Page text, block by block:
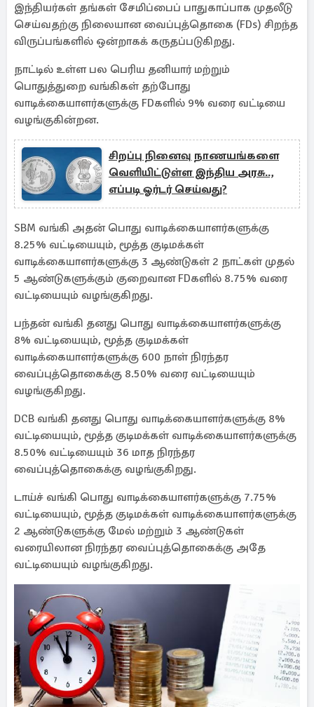
இந்தியர்கள் தங்கள் சேமிப்பைப் பாதுகாப்பாக முதலீடு
செய்வதற்கு நிலையான வைப்புத்தொகை (FDs) சிறந்த
விருப்பங்களில் ஒன்றாகக் கருதப்படுகிறது.
நாட்டில் உள்ள பல பெரிய தனியார் மற்றும்
பொதுத்துறை வங்கிகள் தற்போது
வாடிக்கையாளர்களுக்கு FDகளில் 9% வரை வட்டியை
வழங்குகின்றன.
சிறப்பு நினைவு நாணயங்களை
வெளியிட்டுள்ள இந்திய அரசு..,
எப்படி ஓர்டர் செய்வது?
SBM வங்கி அதன் பொது வாடிக்கையாளர்களுக்கு
8.25% வட்டியையும், மூத்த குடிமக்கள்
வாடிக்கையாளர்களுக்கு 3 ஆண்டுகள் 2 நாட்கள் முதல்
5 ஆண்டுகளுக்கும் குறைவான FDகளில் 8.75% வரை
வட்டியையும் வழங்குகிறது.
பந்தன் வங்கி தனது பொது வாடிக்கையாளர்களுக்கு
8% வட்டியையும், மூத்த குடிமக்கள்
வாடிக்கையாளர்களுக்கு 600 நாள் நிரந்தர
வைப்புத்தொகைக்கு 8.50% வரை வட்டியையும்
வழங்குகிறது.
DCB வங்கி தனது பொது வாடிக்கையாளர்களுக்கு 8%
வட்டியையும், மூத்த குடிமக்கள் வாடிக்கையாளர்களுக்கு
8.50% வட்டியையும் 36 மாத நிரந்தர
வைப்புத்தொகைக்கு வழங்குகிறது.
டாய்ச் வங்கி பொது வாடிக்கையாளர்களுக்கு 7.75%
வட்டியையும், மூத்த குடிமக்கள் வாடிக்கையாளர்களுக்கு
2 ஆண்டுகளுக்கு மேல் மற்றும் 3 ஆண்டுகள்
வரையிலான நிரந்தர வைப்புத்தொகைக்கு அதே
வட்டியையும் வழங்குகிறது.